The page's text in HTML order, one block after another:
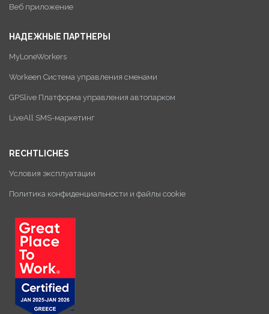
Веб приложение
НАДЕЖНЫЕ ПАРТНЕРЫ
MyLoneWorkers
Workeen Система управления сменами
GPSlive Платформа управления автопарком
LiveAll SMS-маркетинг
RECHTLICHES
Условия эксплуатации
Политика конфиденциальности и файлы cookie